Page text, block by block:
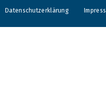
Datenschutzerklärung